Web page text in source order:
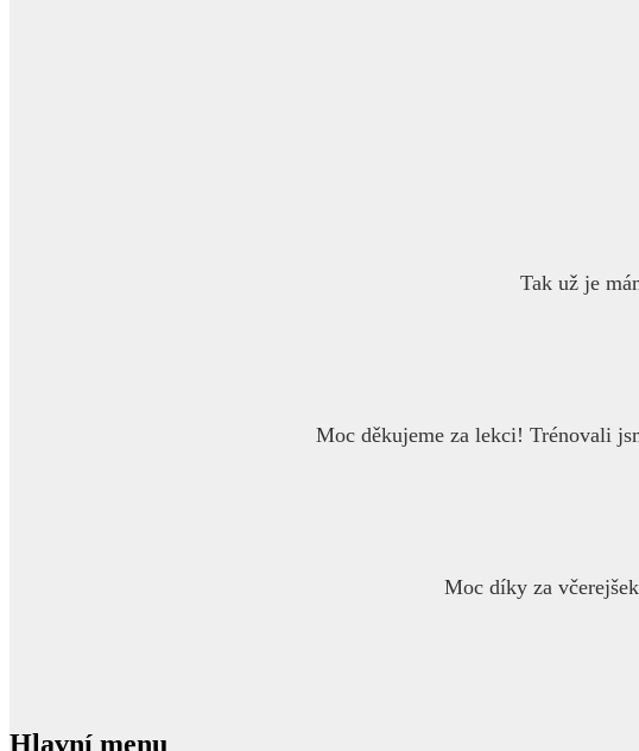
Tak už je
Moc děkujeme za lekci! Trénovali
Moc díky za
Hlavní menu